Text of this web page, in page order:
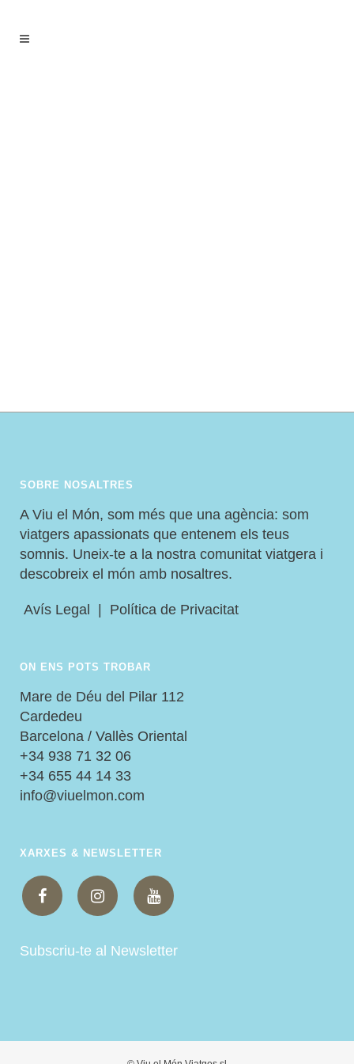
SOBRE NOSALTRES
A Viu el Món, som més que una agència: som
viatgers apassionats que entenem els teus
somnis. Uneix-te a la nostra comunitat viatgera i
descobreix el món amb nosaltres.
Avís Legal Política de Privacitat
ON ENS POTS TROBAR
Mare de Déu del Pilar 112
Cardedeu
Barcelona / Vallès Oriental
+34 938 71 32 06
+34 655 44 14 33
info@viuelmon.com
XARXES & NEWSLETTER
Subscriu-te al Newsletter